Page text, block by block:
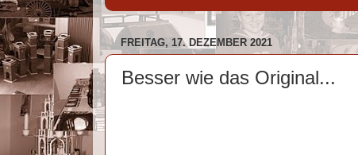
FREITAG, 17. DEZEMBER 2021
Besser wie das Original...